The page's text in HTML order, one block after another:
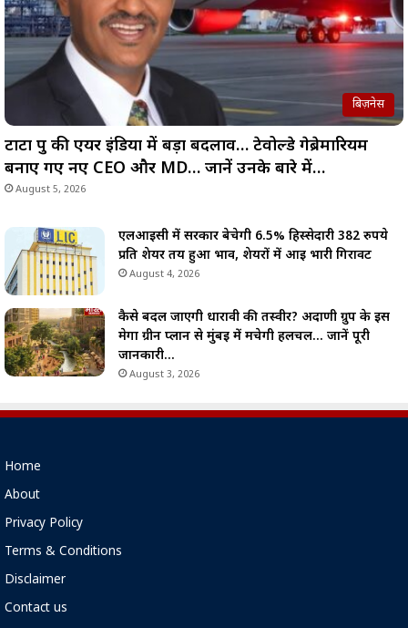
बिज़नेस
टाटा ग्रुप की एयर इंडिया में बड़ा बदलाव… टेवोल्डे गेब्रेमारियम
बनाए गए नए CEO और MD… जानें उनके बारे में…
August 5, 2026
एलआईसी में सरकार बेचेगी 6.5% हिस्सेदारी 382 रुपये
प्रति शेयर तय हुआ भाव, शेयरों में आई भारी गिरावट
August 4, 2026
कैसे बदल जाएगी धारावी की तस्वीर? अदाणी ग्रुप के इस
मेगा ग्रीन प्लान से मुंबई में मचेगी हलचल… जानें पूरी
जानकारी…
August 3, 2026
Home
About
Privacy Policy
Terms & Conditions
Disclaimer
Contact us